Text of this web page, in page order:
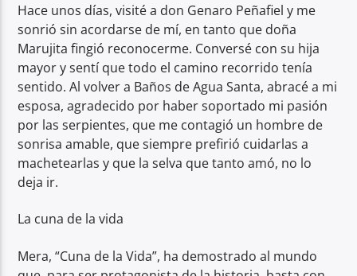
Hace unos días, visité a don Genaro Peñafiel y me
sonrió sin acordarse de mí, en tanto que doña
Marujita fingió reconocerme. Conversé con su hija
mayor y sentí que todo el camino recorrido tenía
sentido. Al volver a Baños de Agua Santa, abracé a mi
esposa, agradecido por haber soportado mi pasión
por las serpientes, que me contagió un hombre de
sonrisa amable, que siempre prefirió cuidarlas a
machetearlas y que la selva que tanto amó, no lo
deja ir.
La cuna de la vida
Mera, “Cuna de la Vida”, ha demostrado al mundo